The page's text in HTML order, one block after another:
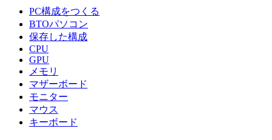
PC構成をつくる
BTOパソコン
保存した構成
CPU
GPU
メモリ
マザーボード
モニター
マウス
キーボード